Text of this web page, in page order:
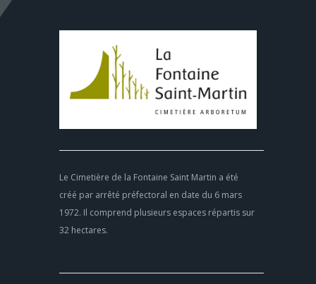
Le Cimetière de la Fontaine Saint Martin a été
créé par arrêté préfectoral en date du 6 mars
1972. Il comprend plusieurs espaces répartis sur
32 hectares.